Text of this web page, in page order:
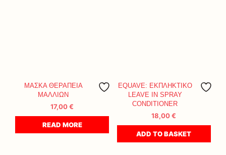
ΜΑΣΚΑ ΘΕΡΑΠΕΙΑ
ΜΑΛΛΙΩΝ
17,00€
READ MORE
EQUAVE: ΕΚΠΛΗΚΤΙΚΟ
LEAVE IN SPRAY
CONDITIONER
18,00€
ADD TO BASKET